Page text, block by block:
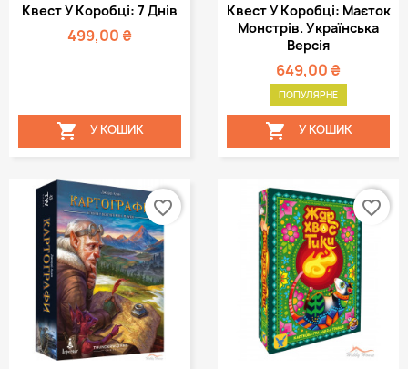
Квест У Коробці: 7 Днів
499,00 ₴
 У КОШИК
Квест У Коробці: Маєток
Монстрів. Українська
Версія
649,00 ₴
ПОПУЛЯРНЕ
 У КОШИК
favorite_border favorite_border